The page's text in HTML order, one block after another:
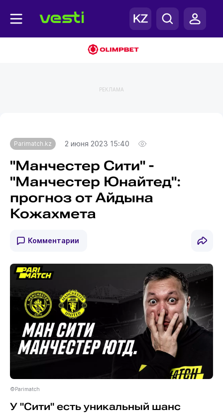
РЕКЛАМА
Parimatch.kz 2 июня 2023 15:40
"Манчестер Сити" -
"Манчестер Юнайтед":
прогноз от Айдына
Кожахмета
Комментарии
©Parimatch
У "Сити" есть уникальный шанс